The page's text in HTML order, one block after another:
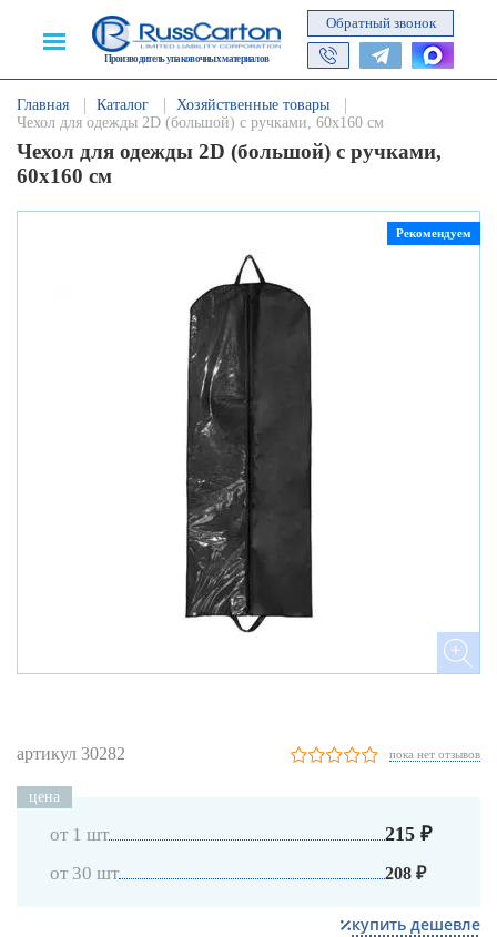
Производитель упаковочных материалов
Обратный звонок
Главная Каталог
Хозяйственные товары
Чехол для одежды 2D (большой) с ручками, 60х160 см
Чехол для одежды 2D (большой) с ручками,
60х160 см
Рекомендуем
артикул 30282 пока нет отзывов
цена
от 1 шт 215 ₽
от 30 шт 208 ₽
купить дешевле